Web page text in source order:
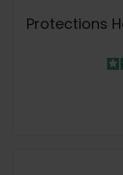
Protections